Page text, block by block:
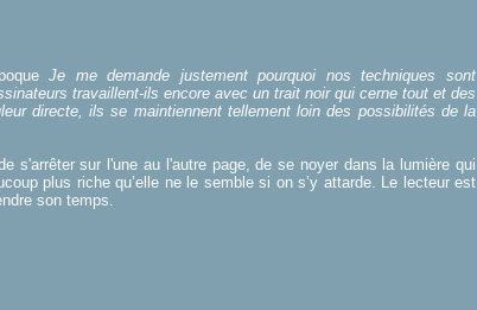
Je me demande justement pourquoi nos techniques sont
travaillent-ils encore avec un trait noir qui cerne tout et des
directe, ils se maintiennent tellement loin des possibilités de la
s'arrêter sur l'une au l'autre page, de se noyer dans la lumière qui
plus riche qu’elle ne le semble si on s’y attarde. Le lecteur est
son temps.